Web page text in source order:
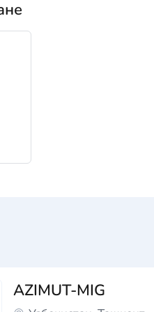
AZIMUT-MIG